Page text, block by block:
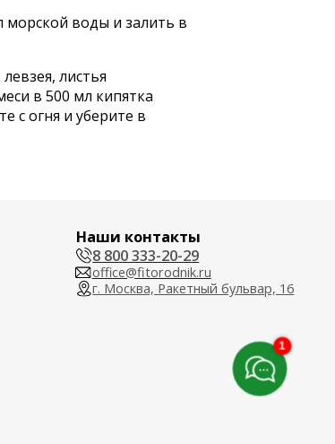
морской воды и залить в
листья
в 500 мл кипятка
с огня и уберите в
г. Москва, Ракетный бульвар, 16
1